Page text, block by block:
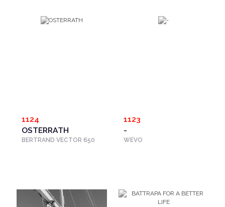
1124
OSTERRATH
BERTRAND VECTOR 650
1123
-
WEVO